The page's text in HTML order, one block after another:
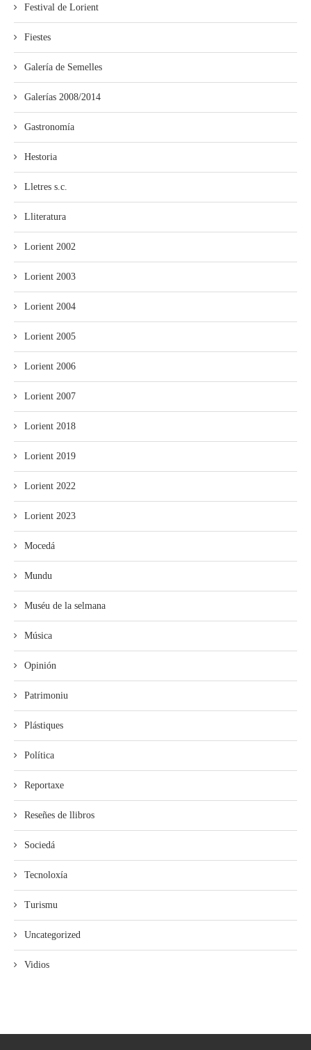
Festival de Lorient
Fiestes
Galería de Semelles
Galerías 2008/2014
Gastronomía
Hestoria
Lletres s.c.
Lliteratura
Lorient 2002
Lorient 2003
Lorient 2004
Lorient 2005
Lorient 2006
Lorient 2007
Lorient 2018
Lorient 2019
Lorient 2022
Lorient 2023
Mocedá
Mundu
Muséu de la selmana
Música
Opinión
Patrimoniu
Plástiques
Política
Reportaxe
Reseñes de llibros
Sociedá
Tecnoloxía
Turismu
Uncategorized
Vidios